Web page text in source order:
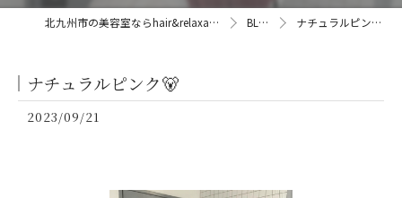
北九州市の美容室ならhair&relaxation CREA BLOG ナチュラルピンク🐻
ナチュラルピンク🐻
2023/09/21